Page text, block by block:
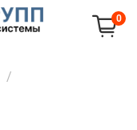
0